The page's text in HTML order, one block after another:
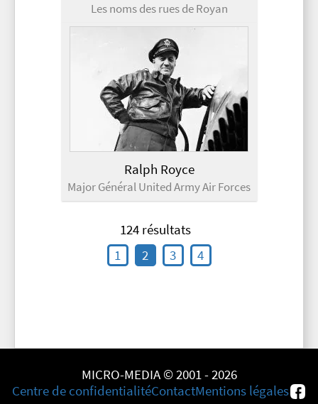
Les noms des rues de Royan
Ralph Royce
Major Général United Army Air Forces
124 résultats
1
2 3 4
MICRO-MEDIA © 2001 - 2026
Centre de confidentialitéContactMentions légales